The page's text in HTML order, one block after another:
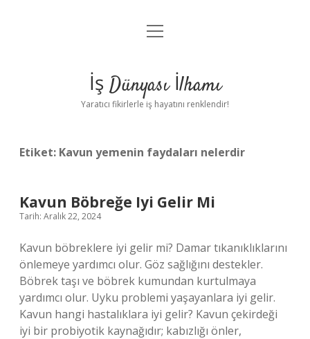
Anasayfa
Yasal Uyarı
menüyü
İş Dünyası İlhamı
Yaratıcı fikirlerle iş hayatını renklendir!
Etiket: Kavun yemenin faydaları nelerdir
Kavun Böbreğe Iyi Gelir Mi
Tarih: Aralık 22, 2024
Kavun böbreklere iyi gelir mi? Damar tıkanıklıklarını
önlemeye yardımcı olur. Göz sağlığını destekler.
Böbrek taşı ve böbrek kumundan kurtulmaya
yardımcı olur. Uyku problemi yaşayanlara iyi gelir.
Kavun hangi hastalıklara iyi gelir? Kavun çekirdeği
iyi bir probiyotik kaynağıdır; kabızlığı önler,